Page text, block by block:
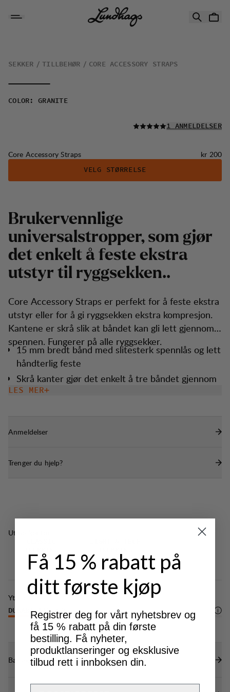
SEKKER TILLBEHØR CORE ACCESSORY STRAPS
COLOR : GRANITE
LES ALLE
1 ANMELDELSER
Core Accessory Straps Pris:
kr 200
VELG STØRRELSE
Brukervennlige
universalstropper, som gjør
det enkelt å feste ekstra
utstyr til ryggsekken..
Core Accessory Straps er perfekt for å feste ekstra
utstyr eller for å gi ryggsekken ekstra kompresjon.
Kantene er skrå slik at båndet kan gli lett gjennom
spennen. Fungerer på alle ryggsekker.
15 mm bredt bånd med slitesterk spennlås og lett
håndterlig feste
Skrå kanter gjør det enkelt å tre båndet gjennom
spennen.
LES MER
Anmeldelser
Trenger du hjelp?
Utmerket for
Ytelse
DURABILITY 4
Bærekraftsegenskaper
Få 15 % rabatt på
ditt første kjøp
Registrer deg for vårt nyhetsbrev og
få 15 % rabatt på din første
bestilling. Få nyheter,
produktlanseringer og eksklusive
tilbud rett i innboksen din.